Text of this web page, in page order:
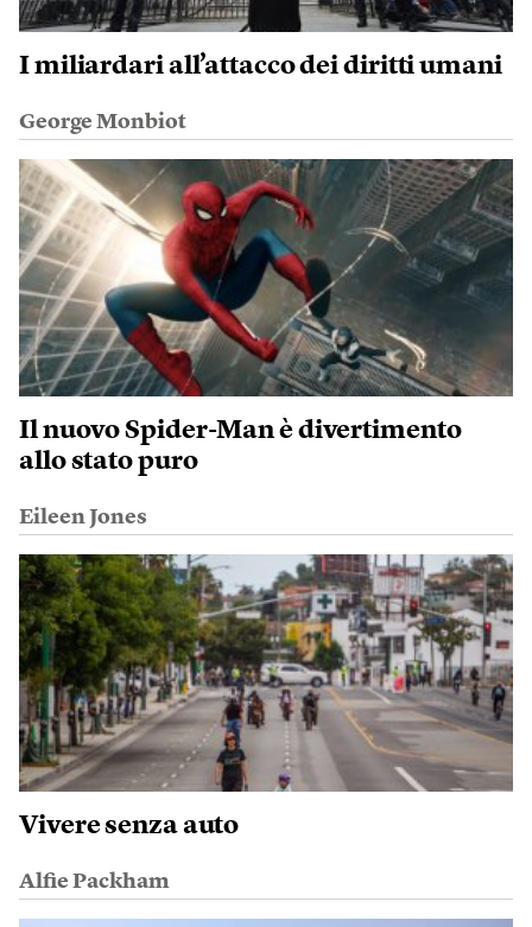
I miliardari all’attacco dei diritti umani
George Monbiot
Il nuovo Spider-Man è divertimento
allo stato puro
Eileen Jones
Vivere senza auto
Alfie Packham